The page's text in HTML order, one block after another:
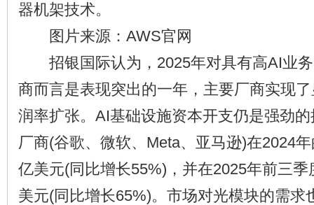
器机架技术。
图片来源：AWS官网
招银国际认为，2025年对具有高AI业务
商而言是表现突出的一年，主要厂商实现
润率扩张。AI基础设施资本开支仍是强劲
厂商(谷歌、微软、Meta、亚马逊)在2024
亿美元(同比增长55%)，并在2025年前三
美元(同比增长65%)。市场对光模块的需求